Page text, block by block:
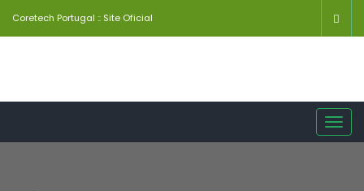
Coretech Portugal :: Site Oficial